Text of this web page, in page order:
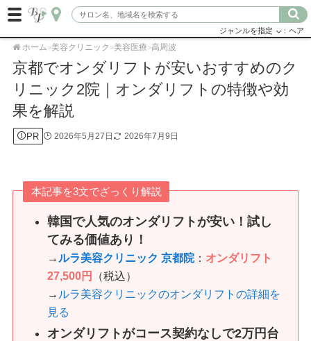
ジャンルを指定 ：ヘア
ホーム>美容クリニック >美容医療>高周波
京都でオンダリフトが安いおすすめのク
リニック2院｜オンダリフトの特徴や効
果を解説
PR 2026年5月27日 2026年7月9日
本記事を3文でざっくり解説
韓国で人気のオンダリフトが安い！試し
てみる価値あり！
→ ルラ美容クリニック 京都院： オンダリフト
27,500円
（税込）
→ ルラ美容クリニックのオンダリフトの詳細を
見る
オンダリフトがコース契約なしで2万円台